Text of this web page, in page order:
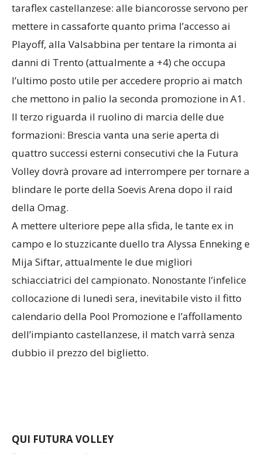
taraflex castellanzese: alle biancorosse servono per
mettere in cassaforte quanto prima l’accesso ai
Playoff, alla Valsabbina per tentare la rimonta ai
danni di Trento (attualmente a +4) che occupa
l’ultimo posto utile per accedere proprio ai match
che mettono in palio la seconda promozione in A1.
Il terzo riguarda il ruolino di marcia delle due
formazioni: Brescia vanta una serie aperta di
quattro successi esterni consecutivi che la Futura
Volley dovrà provare ad interrompere per tornare a
blindare le porte della Soevis Arena dopo il raid
della Omag.
A mettere ulteriore pepe alla sfida, le tante ex in
campo e lo stuzzicante duello tra Alyssa Enneking e
Mija Siftar, attualmente le due migliori
schiacciatrici del campionato. Nonostante l’infelice
collocazione di lunedì sera, inevitabile visto il fitto
calendario della Pool Promozione e l’affollamento
dell’impianto castellanzese, il match varrà senza
dubbio il prezzo del biglietto.
Dopo il tour de force con tre partite in otto giorni,